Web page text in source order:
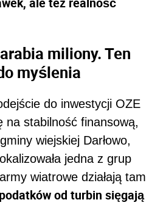
miliony. Ten
myślenia
do inwestycji OZE
na stabilność finansową,
wiejskiej Darłowo,
jedna z grup
wiatrowe działają tam
od turbin sięgają